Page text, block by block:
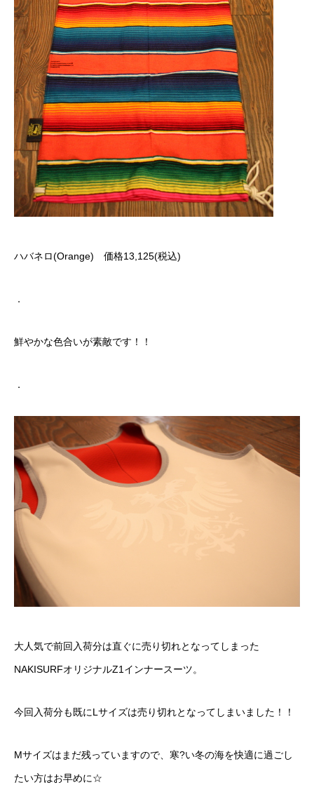
ハバネロ(Orange) 価格13,125(税込)
．
鮮やかな色合いが素敵です！！
．
大人気で前回入荷分は直ぐに売り切れとなってしまった
NAKISURFオリジナルZ1インナースーツ。
今回入荷分も既にLサイズは売り切れとなってしまいました！！
Mサイズはまだ残っていますので、寒?い冬の海を快適に過ごし
たい方はお早めに☆